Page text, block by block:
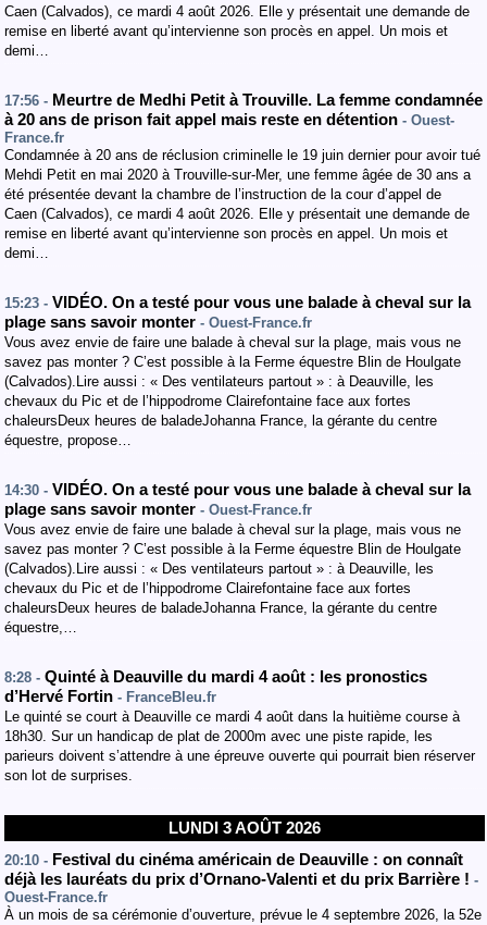
Caen (Calvados), ce mardi 4 août 2026. Elle y présentait une demande de
remise en liberté avant qu’intervienne son procès en appel. Un mois et
demi…
17:56 - Meurtre de Medhi Petit à Trouville. La femme condamnée
à 20 ans de prison fait appel mais reste en détention - Ouest-
France.fr
Condamnée à 20 ans de réclusion criminelle le 19 juin dernier pour avoir tué
Mehdi Petit en mai 2020 à Trouville-sur-Mer, une femme âgée de 30 ans a
été présentée devant la chambre de l’instruction de la cour d’appel de
Caen (Calvados), ce mardi 4 août 2026. Elle y présentait une demande de
remise en liberté avant qu’intervienne son procès en appel. Un mois et
demi…
15:23 - VIDÉO. On a testé pour vous une balade à cheval sur la
plage sans savoir monter - Ouest-France.fr
Vous avez envie de faire une balade à cheval sur la plage, mais vous ne
savez pas monter ? C’est possible à la Ferme équestre Blin de Houlgate
(Calvados).Lire aussi : « Des ventilateurs partout » : à Deauville, les
chevaux du Pic et de l’hippodrome Clairefontaine face aux fortes
chaleursDeux heures de baladeJohanna France, la gérante du centre
équestre, propose…
14:30 - VIDÉO. On a testé pour vous une balade à cheval sur la
plage sans savoir monter - Ouest-France.fr
Vous avez envie de faire une balade à cheval sur la plage, mais vous ne
savez pas monter ? C’est possible à la Ferme équestre Blin de Houlgate
(Calvados).Lire aussi : « Des ventilateurs partout » : à Deauville, les
chevaux du Pic et de l’hippodrome Clairefontaine face aux fortes
chaleursDeux heures de baladeJohanna France, la gérante du centre
équestre,…
8:28 - Quinté à Deauville du mardi 4 août : les pronostics
d’Hervé Fortin - FranceBleu.fr
Le quinté se court à Deauville ce mardi 4 août dans la huitième course à
18h30. Sur un handicap de plat de 2000m avec une piste rapide, les
parieurs doivent s’attendre à une épreuve ouverte qui pourrait bien réserver
son lot de surprises.
LUNDI 3 AOÛT 2026
20:10 - Festival du cinéma américain de Deauville : on connaît
déjà les lauréats du prix d’Ornano-Valenti et du prix Barrière ! -
Ouest-France.fr
À un mois de sa cérémonie d’ouverture, prévue le 4 septembre 2026, la 52e